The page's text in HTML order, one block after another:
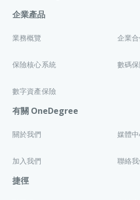
企業產品
業務概覽 企業
保險核心系統 數碼
數字資產保險
有關 OneDegree
關於我們 媒體
加入我們 聯絡
捷徑